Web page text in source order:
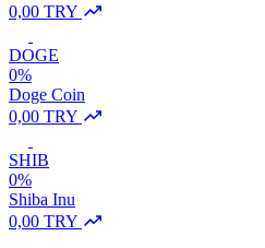
0,00 TRY
DOGE
0%
Doge Coin
0,00 TRY
SHIB
0%
Shiba Inu
0,00 TRY